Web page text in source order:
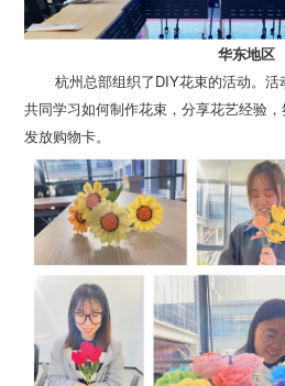
华东地区
发放购物卡。